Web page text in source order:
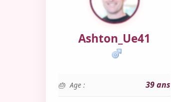
Ashton_Ue41
Age : 39 ans